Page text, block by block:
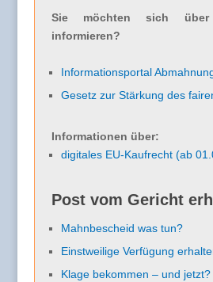
Sie möchten sich über
informieren?
Informationsportal
Gesetz zur Stärkung des
Informationen über:
digitales EU-Kaufrecht (ab
Post vom Gericht
Mahnbescheid was tun?
Einstweilige Verfügung
Klage bekommen – und jetzt?